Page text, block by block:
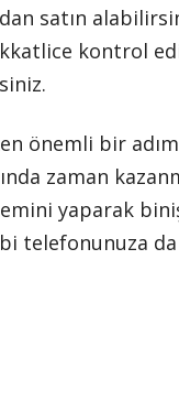
satın
kontrol
önemli bir
zaman
yaparak
telefonunuza